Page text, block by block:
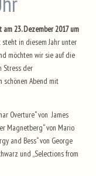
23. Dezember 2017 um
steht in diesem Jahr unter
möchten wir sie auf die
Stress der
schönen Abend mit
Overture“ von James
Magnetberg“ von Mario
and Bess“ von George
und „Selections from